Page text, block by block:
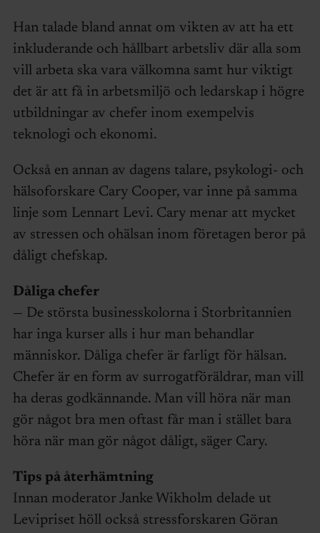
Han talade bland annat om vikten av att ha ett
inkluderande och hållbart arbetsliv där alla som
vill arbeta ska vara välkomna samt hur viktigt
det är att få in arbetsmiljö och ledarskap i högre
utbildningar av chefer inom exempelvis
teknologi och ekonomi.
Också en annan av dagens talare, psykologi- och
hälsoforskare Cary Cooper, var inne på samma
linje som Lennart Levi. Cary menar att mycket
av stressen och ohälsan inom företagen beror på
dåligt chefskap.
Dåliga chefer
— De största businesskolorna i Storbritannien
har inga kurser alls i hur man behandlar
människor. Dåliga chefer är farligt för hälsan.
Chefer är en form av surrogatföräldrar, man vill
ha deras godkännande. Man vill höra när man
gör något bra men oftast får man i stället bara
höra när man gör något dåligt, säger Cary.
Tips på återhämtning
Innan moderator Janke Wikholm delade ut
Levipriset höll också stressforskaren Göran